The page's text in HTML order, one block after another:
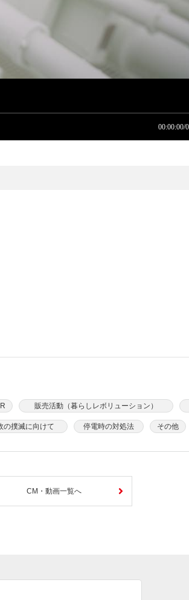
販売活動（暮らしレボリューション）
の撲滅に向けて 停電時の対処法 その他
CM・動画一覧へ